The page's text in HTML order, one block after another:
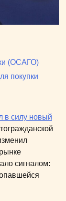
(ОСАГО)
покупки
в силу новый
сигналом: